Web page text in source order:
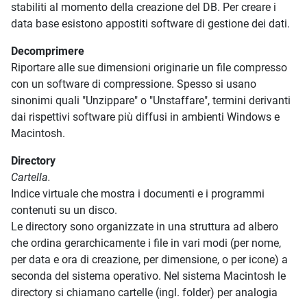
stabiliti al momento della creazione del DB. Per creare i
data base esistono appostiti software di gestione dei dati.
Decomprimere
Riportare alle sue dimensioni originarie un file compresso
con un software di compressione. Spesso si usano
sinonimi quali "Unzippare" o "Unstaffare", termini derivanti
dai rispettivi software più diffusi in ambienti Windows e
Macintosh.
Directory
Cartella.
Indice virtuale che mostra i documenti e i programmi
contenuti su un disco.
Le directory sono organizzate in una struttura ad albero
che ordina gerarchicamente i file in vari modi (per nome,
per data e ora di creazione, per dimensione, o per icone) a
seconda del sistema operativo. Nel sistema Macintosh le
directory si chiamano cartelle (ingl. folder) per analogia